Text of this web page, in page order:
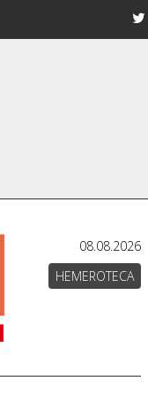
08.08.2026
HEMEROTECA